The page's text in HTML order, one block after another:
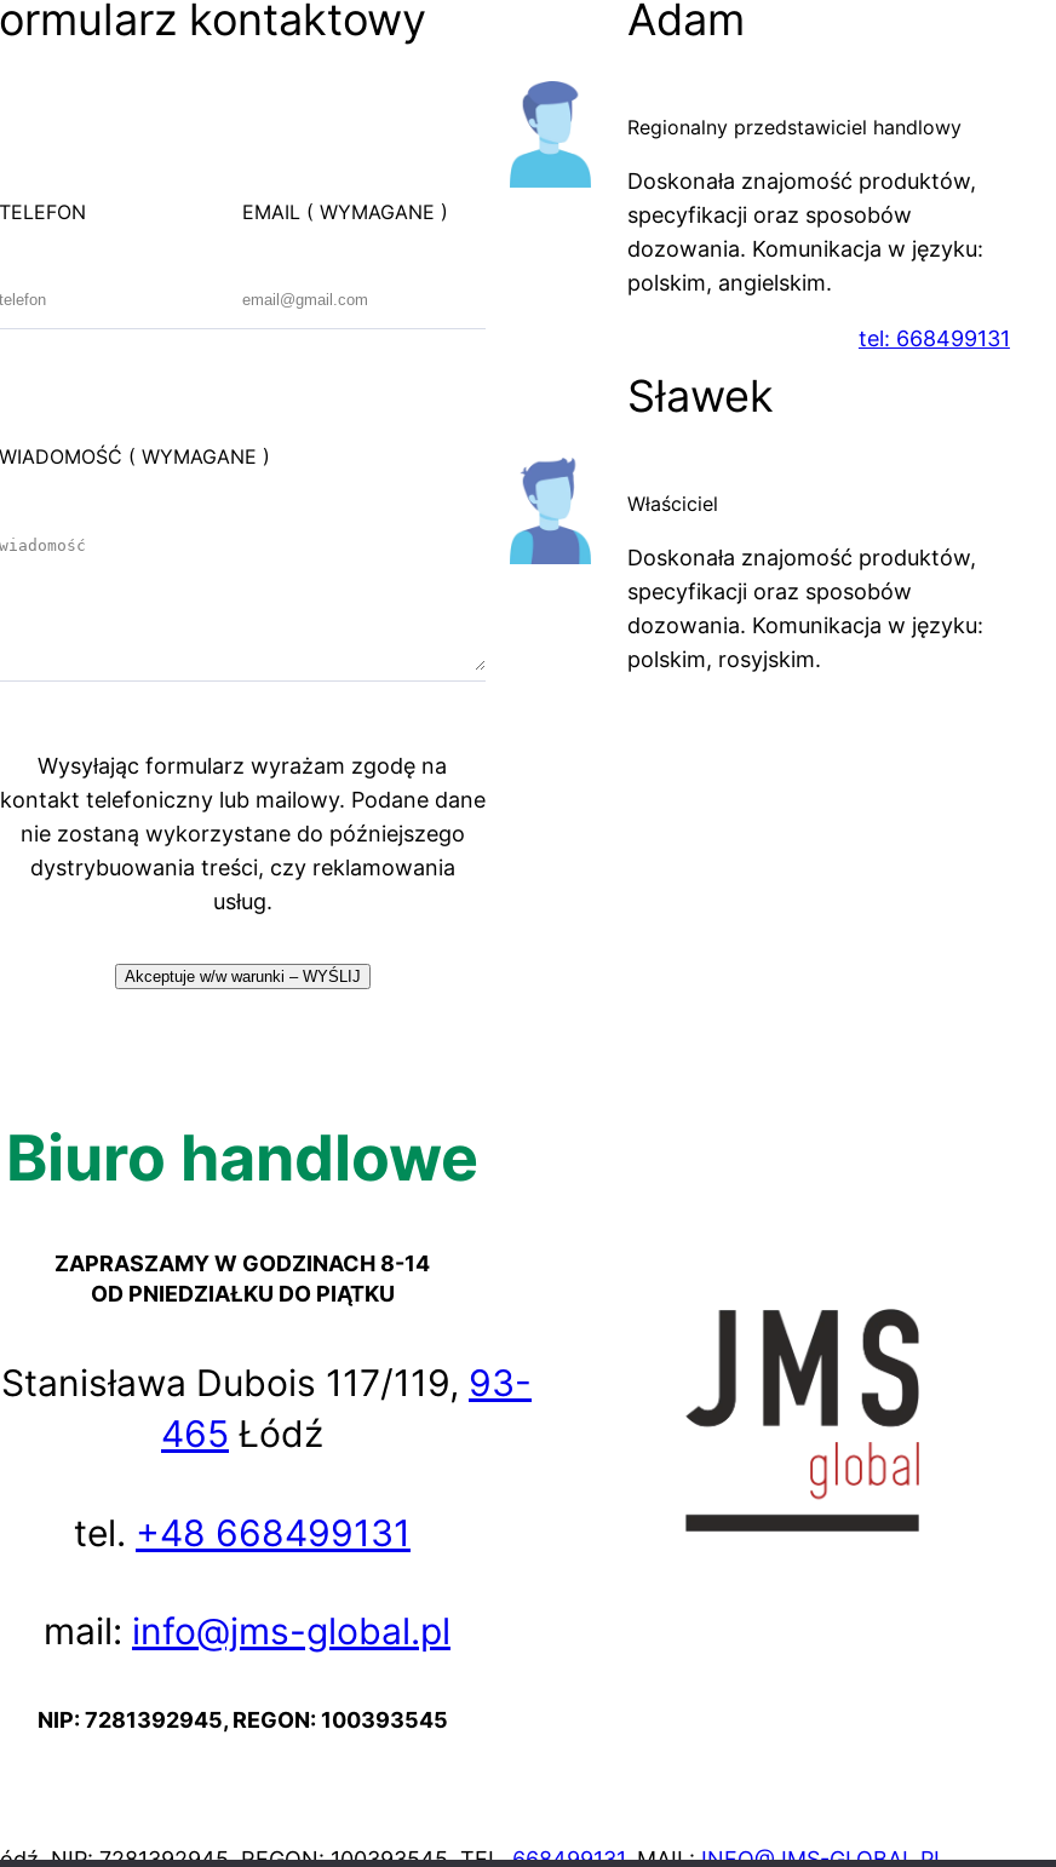
kontaktowy
TELEFON EMAIL ( WYMAGANE )
WIADOMOŚĆ ( WYMAGANE )
Wysyłając formularz wyrażam zgodę na
kontakt telefoniczny lub mailowy. Podane dane
nie zostaną wykorzystane do późniejszego
dystrybuowania treści, czy reklamowania
usług.
Akceptuje w/w warunki – WYŚLIJ
Adam
Regionalny przedstawiciel handlowy
Doskonała znajomość produktów,
specyfikacji oraz sposobów
dozowania. Komunikacja w języku:
polskim, angielskim.
Sławek
tel: 668499131
Właściciel
Doskonała znajomość produktów,
specyfikacji oraz sposobów
dozowania. Komunikacja w języku:
polskim, rosyjskim.
Biuro handlowe
ZAPRASZAMY W GODZINACH 8-14
OD PNIEDZIAŁKU DO PIĄTKU
Dubois 117/119, 93-
465 Łódź
tel. +48 668499131
mail: info@jms-global.pl
NIP: 7281392945, REGON: 100393545
NIP: 7281392945, REGON: 100393545, TEL.668499131, MAIL:INFO@JMS-GLOBAL.PL,